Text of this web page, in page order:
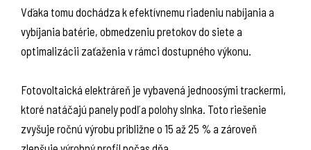
Vďaka tomu dochádza k efektívnemu riadeniu nabíjania a
vybíjania batérie, obmedzeniu pretokov do siete a
optimalizácii zaťaženia v rámci dostupného výkonu.
Fotovoltaická elektráreň je vybavená jednoosými trackermi,
ktoré natáčajú panely podľa polohy slnka. Toto riešenie
zvyšuje ročnú výrobu približne o 15 až 25 % a zároveň